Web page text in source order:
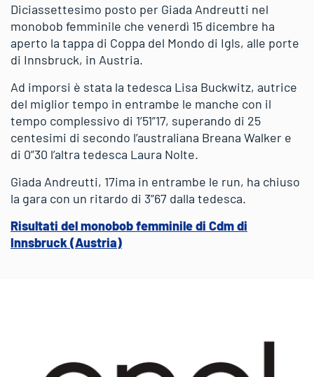
Diciassettesimo posto per Giada Andreutti nel
monobob femminile che venerdì 15 dicembre ha
aperto la tappa di Coppa del Mondo di Igls, alle porte
di Innsbruck, in Austria.
Ad imporsi è stata la tedesca Lisa Buckwitz, autrice
del miglior tempo in entrambe le manche con il
tempo complessivo di 1’51”17, superando di 25
centesimi di secondo l’australiana Breana Walker e
di 0”30 l’altra tedesca Laura Nolte.
Giada Andreutti, 17ima in entrambe le run, ha chiuso
la gara con un ritardo di 3”67 dalla tedesca.
Risultati del monobob femminile di Cdm di
Innsbruck (Austria)